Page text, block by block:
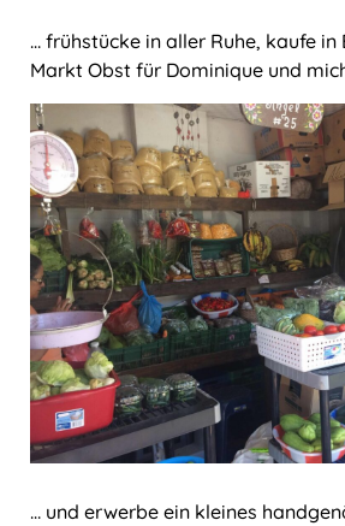
… frühstücke in aller Ruhe, kaufe
Markt Obst für Dominique und
… und erwerbe ein kleines